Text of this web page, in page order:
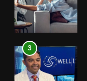
3